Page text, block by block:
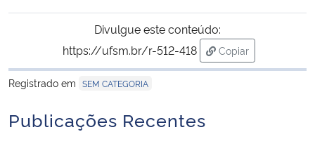
Ministério da Ciência, Tecnologia, Inovações e Comunicações
Ministério do Meio Ambiente
Divulgue este conteúdo:
https://ufsm.br/r-512-418
Copiar
para área de
Registrado em SEM CATEGORIA
Publicações Recentes